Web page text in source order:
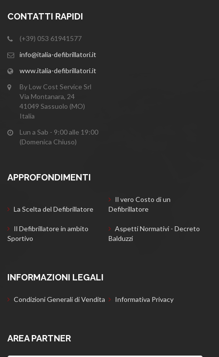
CONTATTI RAPIDI
(+39) 053 61941577
info@italia-defibrillatori.it
www.italia-defibrillatori.it
By Low Cost Service Srl
Via Montanara, 24
41049 Sassuolo (MO)
Italia
Lun a Sab - 9:00 alle 19:00
(Domenica Chiuso)
APPROFONDIMENTI
La Scelta del Defibrillatore
Il vero Costo di un
Defibrillatore
Il Defibrillatore in ambito
Sportivo
Aspetti Normativi - Decreto
Balduzzi
INFORMAZIONI LEGALI
Condizioni Generali di Vendita Informativa Privacy
AREA PARTNER